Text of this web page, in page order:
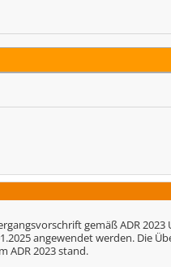
gemäß ADR 2023
angewendet werden. Die
ADR 2023 stand.